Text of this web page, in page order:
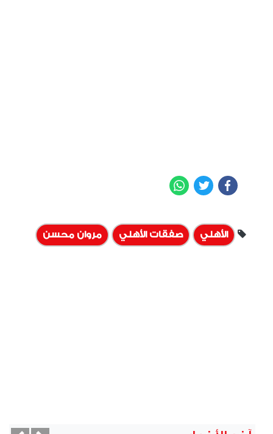
Facebook
Twitter
الأهلي صفقات الأهلي مروان محسن